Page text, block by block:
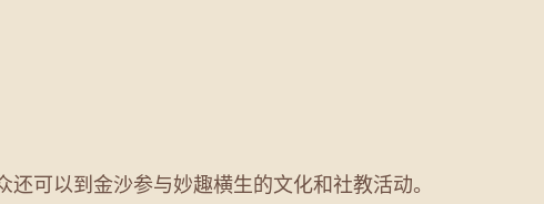
以到金沙参与妙趣横生的文化和社教活动。